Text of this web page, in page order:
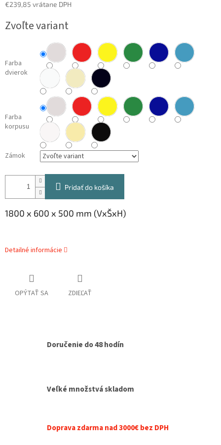
€239,85 vrátane DPH
cena:
Zvoľte variant
Farba
dvierok
Farba
korpusu
Zámok
Pridať do košíka
1800 x 600 x 500 mm (VxŠxH)
Detailné informácie
OPÝTAŤ SA ZDIEĽAŤ
Doručenie do 48 hodín
Veľké množstvá skladom
Doprava zdarma nad 3000€ bez DPH